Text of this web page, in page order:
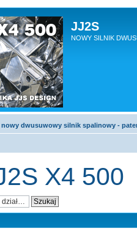
JJ2S
NOWY SILNIK
nowy dwusuwowy silnik spalinowy -
X4 500